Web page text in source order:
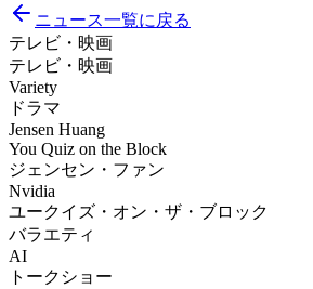
ニュース一覧に戻る
テレビ・映画
テレビ・映画
Variety
ドラマ
Jensen Huang
You Quiz on the Block
ジェンセン・ファン
Nvidia
ユークイズ・オン・ザ・ブロック
バラエティ
AI
トークショー